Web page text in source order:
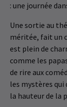
: une journée
Une sortie au
méritée, fait un
est plein de
comme les
de rire aux
les mystères qui
la hauteur de la